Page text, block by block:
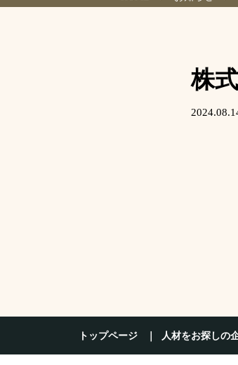
株
トップページ 人材をお探しの